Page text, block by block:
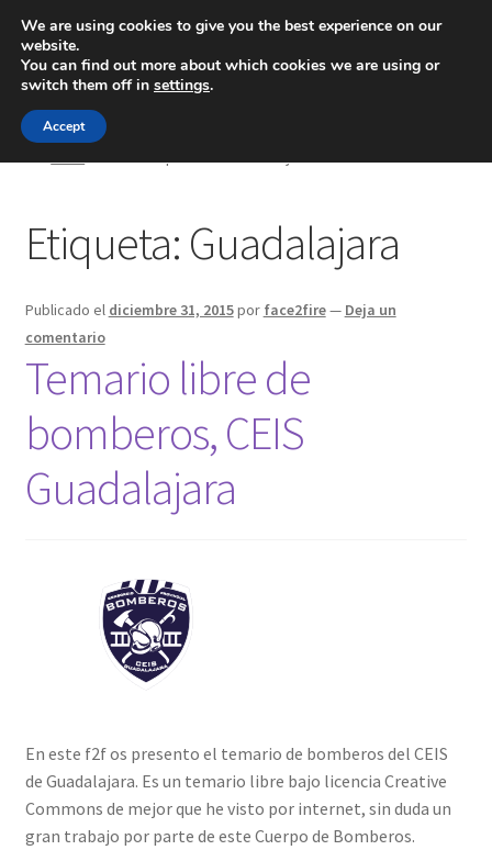
Inicio
Ingeniería
Contacto
Etiqueta: Guadalajara
Publicado el diciembre 31, 2015por face2fire— Deja un
comentario
Temario libre de
bomberos, CEIS
Guadalajara
En este f2f os presento el temario de bomberos del CEIS
de Guadalajara. Es un temario libre bajo licencia Creative
Commons de mejor que he visto por internet, sin duda un
gran trabajo por parte de este Cuerpo de Bomberos.
We are using cookies to give you the best experience on our
website.
You can find out more about which cookies we are using or
switch them off in settings.
Accept